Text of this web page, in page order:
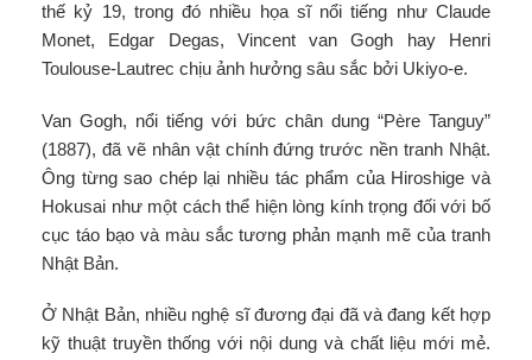
thế kỷ 19, trong đó nhiều họa sĩ nổi tiếng như Claude
Monet, Edgar Degas, Vincent van Gogh hay Henri
Toulouse-Lautrec chịu ảnh hưởng sâu sắc bởi Ukiyo-e.
Van Gogh, nổi tiếng với bức chân dung “Père Tanguy”
(1887), đã vẽ nhân vật chính đứng trước nền tranh Nhật.
Ông từng sao chép lại nhiều tác phẩm của Hiroshige và
Hokusai như một cách thể hiện lòng kính trọng đối với bố
cục táo bạo và màu sắc tương phản mạnh mẽ của tranh
Nhật Bản.
Ở Nhật Bản, nhiều nghệ sĩ đương đại đã và đang kết hợp
kỹ thuật truyền thống với nội dung và chất liệu mới mẻ.